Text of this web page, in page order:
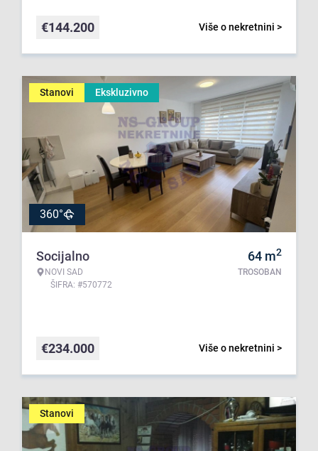
Više o nekretnini >
€144.200
Stanovi Ekskluzivno
360°
Socijalno
NOVI SAD
ŠIFRA: #570772
64 m2
TROSOBAN
Više o nekretnini >
€234.000
Stanovi